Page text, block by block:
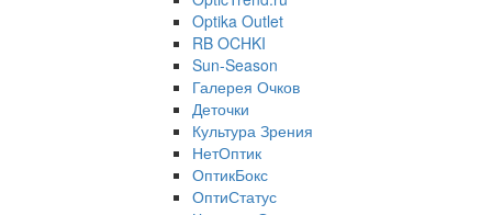
Optika Outlet
RB OCHKI
Sun-Season
Галерея Очков
Деточки
Культура Зрения
НетОптик
ОптикБокс
ОптиСтатус